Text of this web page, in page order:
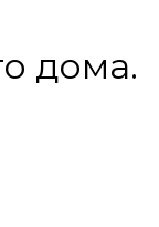
дома.